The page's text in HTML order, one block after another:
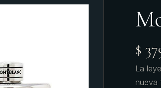
$
La
nueva